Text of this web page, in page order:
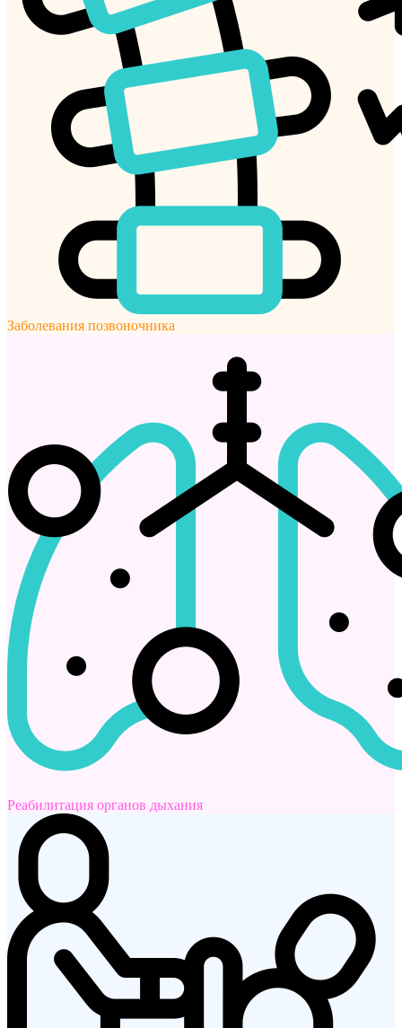
Заболевания позвоночника
Реабилитация органов дыхания